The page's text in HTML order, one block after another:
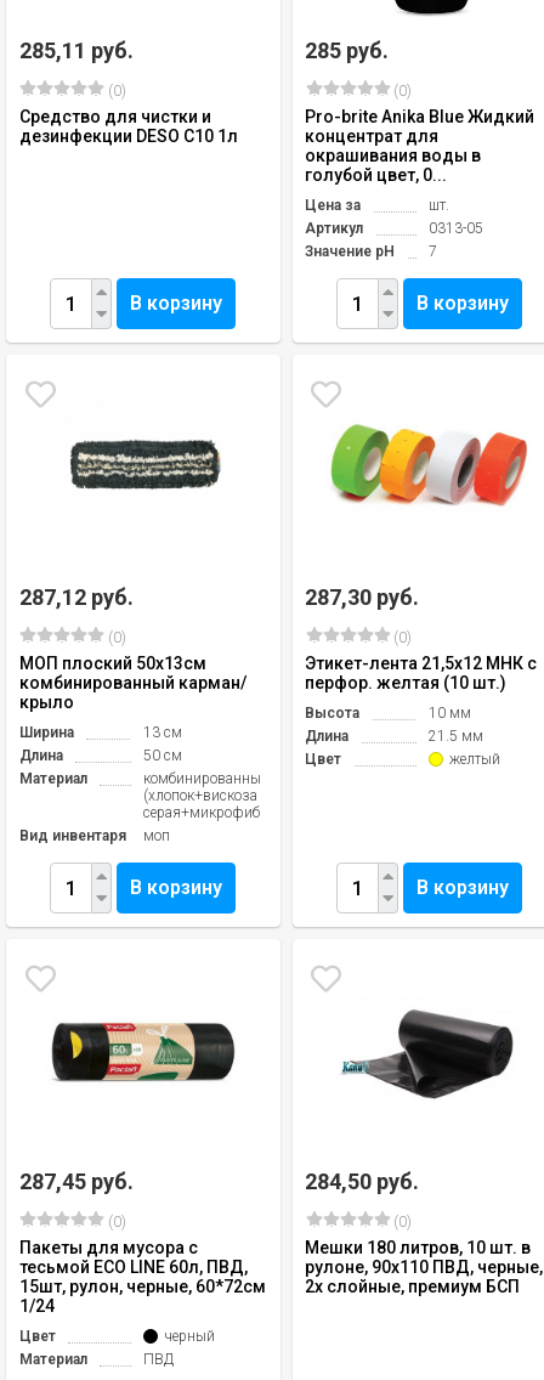
285,11 руб.
(0)
Средство для чистки и
дезинфекции DESO С10 1л
В корзину
285 руб.
(0)
Pro-brite Anika Blue Жидкий
концентрат для
окрашивания воды в
голубой цвет, 0...
Цена за
шт.
Артикул
0313-05
Значение pH
7
В корзину
287,12 руб.
(0)
МОП плоский 50х13см
комбинированный карман/
крыло
Ширина
13 см
Длина
50 см
Материал
комбинированный
(хлопок+вискоза
серая+микрофибра)
Вид инвентаря
моп
В корзину
287,30 руб.
(0)
Этикет-лента 21,5х12 МНК с
перфор. желтая (10 шт.)
Высота
10 мм
Длина
21.5 мм
Цвет
желтый
В корзину
287,45 руб.
(0)
Пакеты для мусора с
тесьмой ECO LINE 60л, ПВД,
15шт, рулон, черные, 60*72см
1/24
Цвет
черный
Материал
ПВД
284,50 руб.
(0)
Мешки 180 литров, 10 шт. в
рулоне, 90х110 ПВД, черные,
2х слойные, премиум БСП